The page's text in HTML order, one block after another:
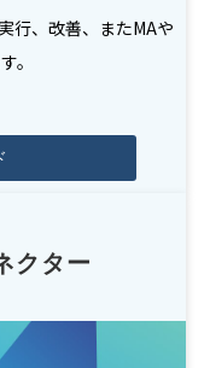
行、改善、またMAや
。
クター